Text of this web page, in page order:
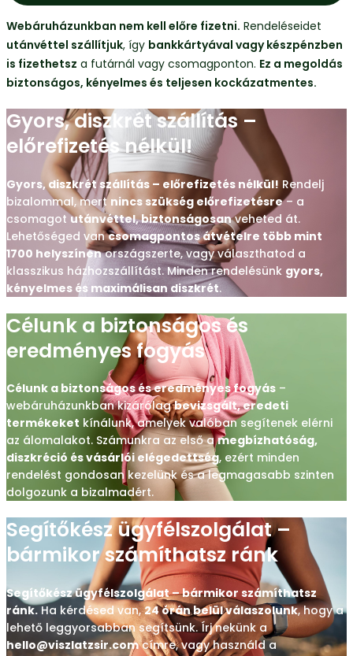
Webáruházunkban nem kell előre fizetni. Rendeléseidet
utánvéttel szállítjuk, így bankkártyával vagy készpénzben
is fizethetsz a futárnál vagy csomagponton. Ez a megoldás
biztonságos, kényelmes és teljesen kockázatmentes.
Gyors, diszkrét szállítás –
előrefizetés nélkül!
Gyors, diszkrét szállítás – előrefizetés nélkül! Rendelj
bizalommal, mert nincs szükség előrefizetésre– a
csomagotutánvéttel, biztonságosanveheted át.
Lehetőséged vancsomagpontos átvételre több mint
1700 helyszínenországszerte, vagy választhatod a
klasszikus házhozszállítást. Minden rendelésünk gyors,
kényelmes és maximálisan diszkrét.
Célunk a biztonságos és
eredményes fogyás
Célunk a biztonságos és eredményes fogyás –
webáruházunkban kizárólagbevizsgált, eredeti
termékeket kínálunk, amelyek valóban segítenek elérni
az álomalakot. Számunkra az első amegbízhatóság,
diszkréció és vásárlói elégedettség, ezért minden
rendelést gondosan kezelünk és a legmagasabb szinten
dolgozunk a bizalmadért.
Segítőkész ügyfélszolgálat –
bármikor számíthatsz ránk
Segítőkész ügyfélszolgálat – bármikor számíthatsz
ránk.Ha kérdésed van,24 órán belül válaszolunk, hogy a
lehető leggyorsabban segítsünk. Írj nekünk a
hello@viszlatzsir.comcímre, vagy használd a